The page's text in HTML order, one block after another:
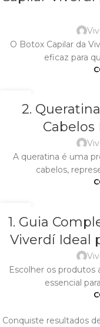
​O Botox Capilar da
eficaz para
02
ABR2.
Cabelos
​A queratina é uma
cabelos,
02
ABR
1. Guia
Viverdí Ideal
Escolher os produtos
essencial
Conquiste resultados